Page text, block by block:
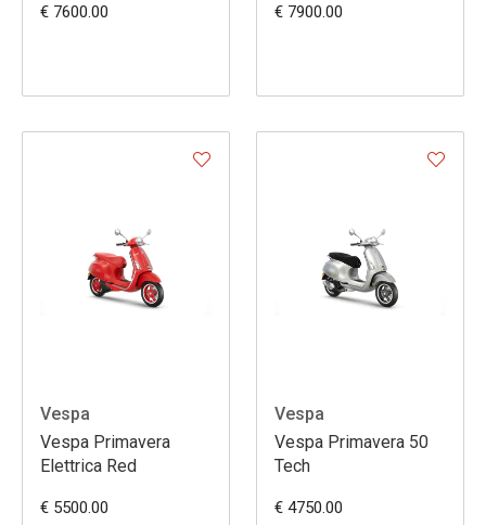
€ 7600.00 € 7900.00
Vespa
Vespa Primavera
Elettrica Red
€ 5500.00
Vespa
Vespa Primavera 50
Tech
€ 4750.00